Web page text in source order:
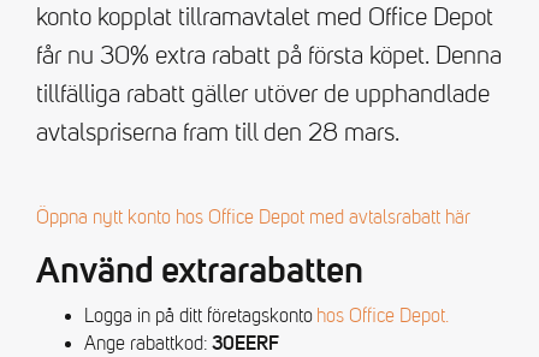
konto kopplat tillramavtalet med Office Depot
får nu 30% extra rabatt på första köpet. Denna
tillfälliga rabatt gäller utöver de upphandlade
avtalspriserna fram till den 28 mars.
Öppna nytt konto hos Office Depot med avtalsrabatt här
Använd extrarabatten
Logga in på ditt företagskonto hos Office Depot.
Ange rabattkod: 30EERF